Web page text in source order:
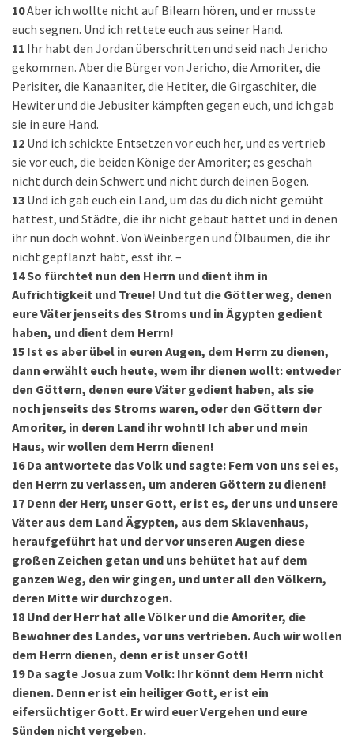
10Aber ich wollte nicht auf Bileam hören, und er musste
euch segnen. Und ich rettete euch aus seiner Hand.
11 Ihr habt den Jordan überschritten und seid nach Jericho
gekommen. Aber die Bürger von Jericho, die Amoriter, die
Perisiter, die Kanaaniter, die Hetiter, die Girgaschiter, die
Hewiter und die Jebusiter kämpften gegen euch, und ich gab
sie in eure Hand.
12 Und ich schickte Entsetzen vor euch her, und es vertrieb
sie vor euch, die beiden Könige der Amoriter; es geschah
nicht durch dein Schwert und nicht durch deinen Bogen.
13 Und ich gab euch ein Land, um das du dich nicht gemüht
hattest, und Städte, die ihr nicht gebaut hattet und in denen
ihr nun doch wohnt. Von Weinbergen und Ölbäumen, die ihr
nicht gepflanzt habt, esst ihr. –
14So fürchtet nun den Herrn und dient ihm in
Aufrichtigkeit und Treue! Und tut die Götter weg, denen
eure Väter jenseits des Stroms und in Ägypten gedient
haben, und dient dem Herrn!
15 Ist es aber übel in euren Augen, dem Herrn zu dienen,
dann erwählt euch heute, wem ihr dienen wollt: entweder
den Göttern, denen eure Väter gedient haben, als sie
noch jenseits des Stroms waren, oder den Göttern der
Amoriter, in deren Land ihr wohnt! Ich aber und mein
Haus, wir wollen dem Herrn dienen!
16 Da antwortete das Volk und sagte: Fern von uns sei es,
den Herrn zu verlassen, um anderen Göttern zu dienen!
17 Denn der Herr, unser Gott, er ist es, der uns und unsere
Väter aus dem Land Ägypten, aus dem Sklavenhaus,
heraufgeführt hat und der vor unseren Augen diese
großen Zeichen getan und uns behütet hat auf dem
ganzen Weg, den wir gingen, und unter all den Völkern,
deren Mitte wir durchzogen.
18 Und der Herr hat alle Völker und die Amoriter, die
Bewohner des Landes, vor uns vertrieben. Auch wir wollen
dem Herrn dienen, denn er ist unser Gott!
19 Da sagte Josua zum Volk: Ihr könnt dem Herrn nicht
dienen. Denn er ist ein heiliger Gott, er ist ein
eifersüchtiger Gott. Er wird euer Vergehen und eure
Sünden nicht vergeben.